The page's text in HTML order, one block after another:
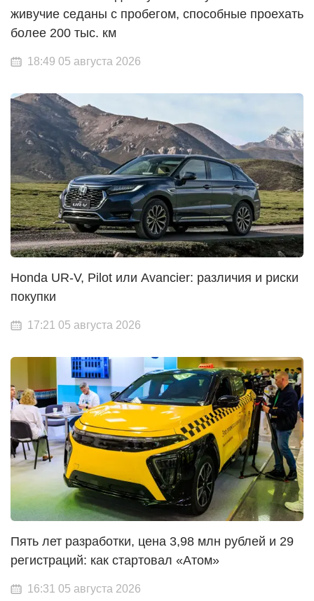
живучие седаны с пробегом, способные проехать
более 200 тыс. км
18:49 05 августа 2026
Honda UR-V, Pilot или Avancier: различия и риски
покупки
17:21 05 августа 2026
Пять лет разработки, цена 3,98 млн рублей и 29
регистраций: как стартовал «Атом»
16:31 05 августа 2026